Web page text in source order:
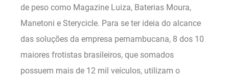
de peso como Magazine Luiza, Baterias Moura,
Manetoni e Sterycicle. Para se ter ideia do alcance
das soluções da empresa pernambucana, 8 dos 10
maiores frotistas brasileiros, que somados
possuem mais de 12 mil veículos, utilizam o